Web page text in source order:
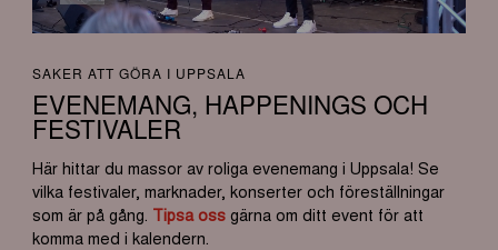
SAKER ATT GÖRA I UPPSALA
EVENEMANG, HAPPENINGS OCH
FESTIVALER
Här hittar du massor av roliga evenemang i Uppsala! Se
vilka festivaler, marknader, konserter och föreställningar
som är på gång. Tipsa ossgärna om ditt event för att
komma med i kalendern.